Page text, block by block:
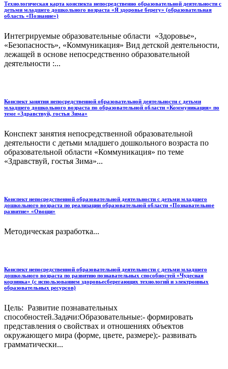
Технологическая карта конспекта непосредственно образовательной деятельности с
детьми младшего дошкольного возраста «Я здоровье берегу» (образовательная
область «Познание»)
Интегрируемые образовательные области «Здоровье»,
«Безопасность», «Коммуникация» Вид детской деятельности,
лежащей в основе непосредственно образовательной
деятельности :...
Конспект занятия непосредственной образовательной деятельности с детьми
младшего дошкольного возраста по образовательной области «Коммуникация» по
теме «Здравствуй, гостья Зима»
Конспект занятия непосредственной образовательной
деятельности с детьми младшего дошкольного возраста по
образовательной области «Коммуникация» по теме
«Здравствуй, гостья Зима»...
Конспект непосредственной образовательной деятельности с детьми младшего
дошкольного возраста по реализации образовательной области «Познавательное
развитие» «Овощи»
Методическая разработка...
Конспект непосредственной образовательной деятельности с детьми младшего
дошкольного возраста по развитию познавательных способностей «Чудесная
корзинка» (с использованием здоровьесберегающих технологий и электронных
образовательных ресурсов)
Цель: Развитие познавательных
способностей.Задачи:Образовательные:- формировать
представления о свойствах и отношениях объектов
окружающего мира (форме, цвете, размере);- развивать
грамматически...